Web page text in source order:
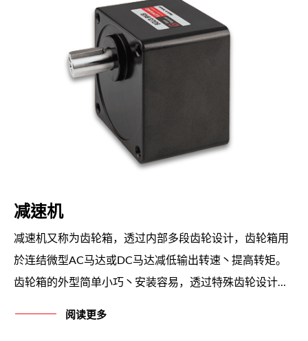
减速机
减速机又称为齿轮箱，透过内部多段齿轮设计，齿轮箱用
於连结微型AC马达或DC马达减低输出转速丶提高转矩。
齿轮箱的外型简单小巧丶安装容易，透过特殊齿轮设计与
阅读更多